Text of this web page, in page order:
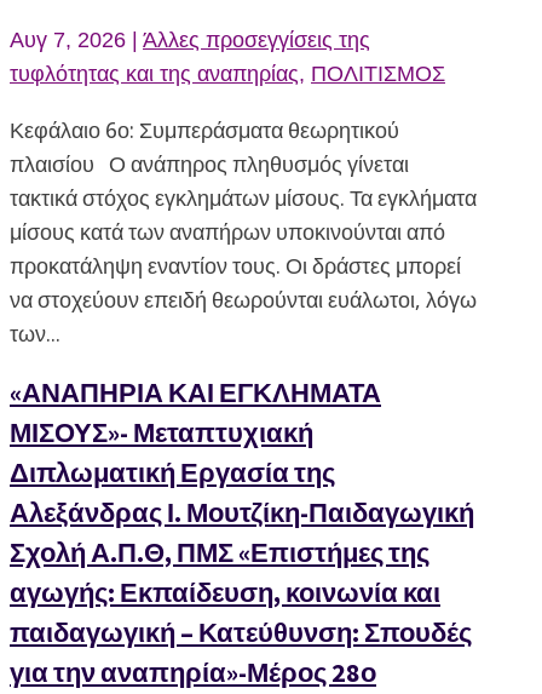
Αυγ 7, 2026
Άλλες προσεγγίσεις της
τυφλότητας και της αναπηρίας, ΠΟΛΙΤΙΣΜΟΣ
Κεφάλαιο 6ο: Συμπεράσματα θεωρητικού
πλαισίου Ο ανάπηρος πληθυσμός γίνεται
τακτικά στόχος εγκλημάτων μίσους. Τα εγκλήματα
μίσους κατά των αναπήρων υποκινούνται από
προκατάληψη εναντίον τους. Οι δράστες μπορεί
να στοχεύουν επειδή θεωρούνται ευάλωτοι, λόγω
των...
«ΑΝΑΠΗΡΙΑ ΚΑΙ ΕΓΚΛΗΜΑΤΑ
ΜΙΣΟΥΣ»- Μεταπτυχιακή
Διπλωματική Εργασία της
Αλεξάνδρας Ι. Μουτζίκη-Παιδαγωγική
Σχολή Α.Π.Θ, ΠΜΣ «Επιστήμες της
αγωγής: Εκπαίδευση, κοινωνία και
παιδαγωγική – Κατεύθυνση: Σπουδές
για την αναπηρία»-Μέρος 28ο